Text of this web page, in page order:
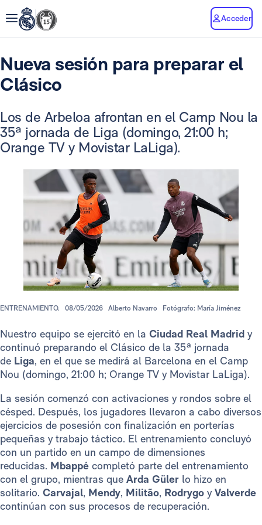
Acceder
Nueva sesión para preparar el
Clásico
Los de Arbeloa afrontan en el Camp Nou la
35ª jornada de Liga (domingo, 21:00 h;
Orange TV y Movistar LaLiga).
ENTRENAMIENTO. 08/05/2026 Alberto Navarro Fotógrafo: María Jiménez
Nuestro equipo se ejercitó en la Ciudad Real Madrid y
continuó preparando el Clásico de la 35ª jornada
de Liga, en el que se medirá al Barcelona en el Camp
Nou (domingo, 21:00 h; Orange TV y Movistar LaLiga).
La sesión comenzó con activaciones y rondos sobre el
césped. Después, los jugadores llevaron a cabo diversos
ejercicios de posesión con finalización en porterías
pequeñas y trabajo táctico. El entrenamiento concluyó
con un partido en un campo de dimensiones
reducidas. Mbappé completó parte del entrenamiento
con el grupo, mientras que Arda Güler lo hizo en
solitario. Carvajal, Mendy, Militão, Rodrygo yValverde
continúan con sus procesos de recuperación.